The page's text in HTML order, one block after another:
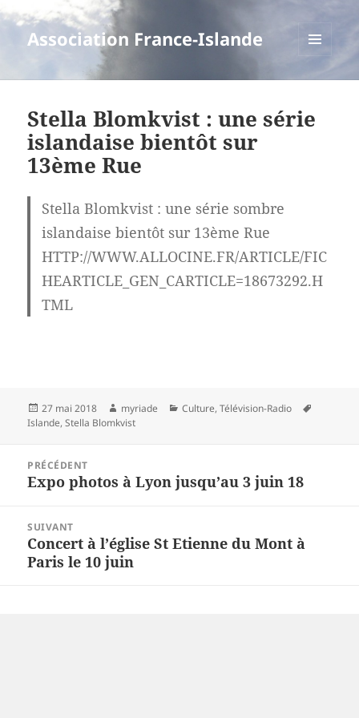
Association France-Islande
Stella Blomkvist : une série
islandaise bientôt sur
13ème Rue
Stella Blomkvist : une série sombre
islandaise bientôt sur 13ème Rue
HTTP://WWW.ALLOCINE.FR/ARTICLE/FIC
HEARTICLE_GEN_CARTICLE=18673292.H
TML
Publié
le
27 mai 2018 Auteur
myriade Catégories
Culture,Télévision-Radio
Islande,Stella Blomkvist
l’article
PRÉCÉDENT
Article
Expo photos à Lyon jusqu’au 3 juin 18
SUIVANT
Article
suivant :
Concert à l’église St Etienne du Mont à
Paris le 10 juin